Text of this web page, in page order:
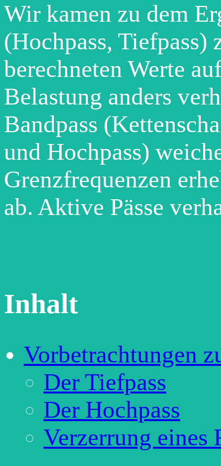
Wir kamen zu dem
(Hochpass,
berechneten Werte
Belastung anders
Bandpass
und Hochpass)
Grenzfrequenzen
ab. Aktive Pässe
Inhalt
Vorbetrachtungen
Der Tiefpass
Der Hochpass
Verzerrung eines